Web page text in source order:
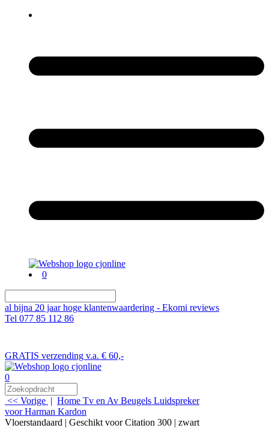
0
al bijna 20 jaar hoge klantenwaardering - Ekomi reviews
Tel 077 85 112 86
GRATIS verzending v.a. € 60,-
0
<< Vorige | Home Tv en Av Beugels Luidspreker
voor Harman Kardon
Vloerstandaard | Geschikt voor Citation 300 | zwart